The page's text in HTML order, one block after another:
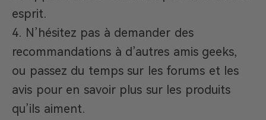
esprit.
N’hésitez pas à demander des
recommandations à d’autres amis geeks,
ou passez du temps sur les forums et les
avis pour en savoir plus sur les produits
qu’ils aiment.